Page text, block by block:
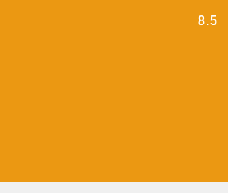
8.5